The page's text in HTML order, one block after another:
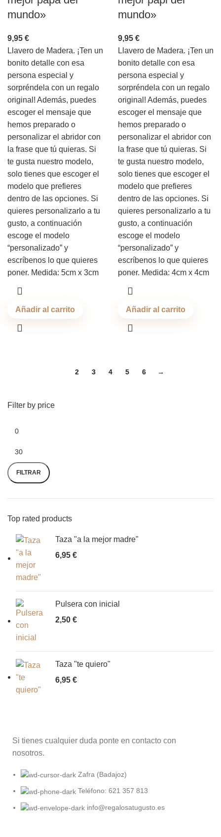
Filter by price
FILTRAR
Top rated products
Taza "a la mejor madre"
6,95 €
Pulsera con inicial
2,50 €
Taza "te quiero"
6,95 €
mundo»
9,95 €
Llavero de Madera. ¡Ten un
bonito detalle con esa
persona especial y
sorpréndela con un regalo
original! Además, puedes
escoger el mensaje que
hemos preparado o
personalizar el abridor con
la frase que tú quieras. Si
te gusta nuestro modelo,
solo tienes que escoger el
modelo que prefieres
dentro de las opciones. Si
quieres personalizarlo a tu
gusto, a continuación
escoge el modelo
“personalizado” y
escríbenos lo que quieres
poner. Medida: 5cm x 3cm
Añadir al carrito
mundo»
9,95 €
Llavero de Madera. ¡Ten un
bonito detalle con esa
persona especial y
sorpréndela con un regalo
original! Además, puedes
escoger el mensaje que
hemos preparado o
personalizar el abridor con
la frase que tú quieras. Si
te gusta nuestro modelo,
solo tienes que escoger el
modelo que prefieres
dentro de las opciones. Si
quieres personalizarlo a tu
gusto, a continuación
escoge el modelo
“personalizado” y
escríbenos lo que quieres
poner. Medida: 4cm x 4cm
Añadir al carrito
2 3 4 5 6 →
Si tienes cualquier duda ponte en contacto con
nosotros.
Zafra (Badajoz)
Teléfono: 621 357 813
info@regalosatugusto.es